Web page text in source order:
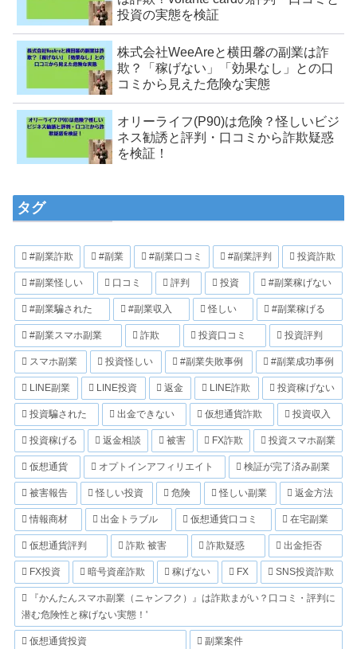
投資の実態を検証
株式会社WeeAreと横田馨の副業は詐
欺？「稼げない」「効果なし」との口
コミから見えた危険な実態
オリーライフ(P90)は危険？怪しいビジ
ネス勧誘と評判・口コミから詐欺疑惑
を検証！
タグ
#副業詐欺 #副業 #副業口コミ #副業評判 投資詐欺
#副業怪しい 口コミ 評判 投資 #副業稼げない
#副業騙された #副業収入 怪しい #副業稼げる
#副業スマホ副業 詐欺 投資口コミ 投資評判
スマホ副業 投資怪しい #副業失敗事例 #副業成功事例
LINE副業 LINE投資 返金 LINE詐欺 投資稼げない
投資騙された 出金できない 仮想通貨詐欺 投資収入
投資稼げる 返金相談 被害 FX詐欺 投資スマホ副業
仮想通貨 オプトインアフィリエイト 検証が完了済み副業
被害報告 怪しい投資 危険 怪しい副業 返金方法
情報商材 出金トラブル 仮想通貨口コミ 在宅副業
仮想通貨評判 詐欺 被害 詐欺疑惑 出金拒否
FX投資 暗号資産詐欺 稼げない FX SNS投資詐欺
『かんたんスマホ副業（ニャンフク）』は詐欺まがい？口コミ・評判に
潜む危険性と稼げない実態！'
仮想通貨投資 副業案件